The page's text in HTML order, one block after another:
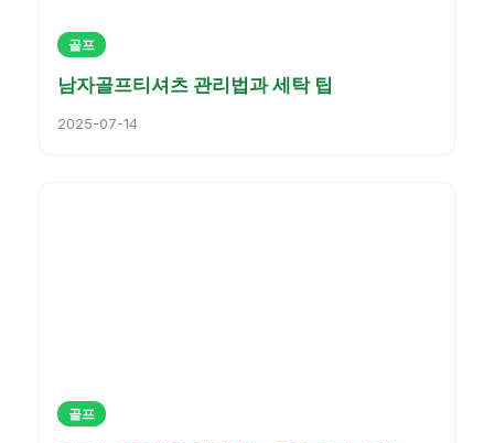
골프
남자골프티셔츠 관리법과 세탁 팁
2025-07-14
골프